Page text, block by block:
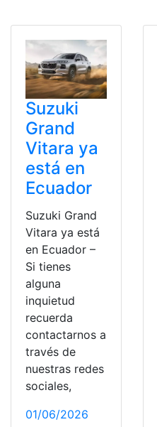
Suzuki
Grand
Vitara ya
está en
Ecuador
Suzuki Grand
Vitara ya está
en Ecuador –
Si tienes
alguna
inquietud
recuerda
contactarnos a
través de
nuestras redes
sociales,
01/06/2026